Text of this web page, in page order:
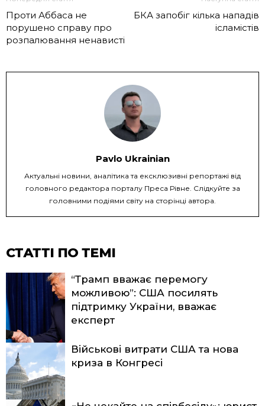
Проти Аббаса не
порушено справу про
розпалювання ненависті
БКА запобіг кілька нападів
ісламістів
Pavlo Ukrainian
Актуальні новини, аналітика та ексклюзивні репортажі від
головного редактора порталу Преса Рівне. Слідкуйте за
головними подіями світу на сторінці автора.
СТАТТІ ПО ТЕМІ
“Трамп вважає перемогу
можливою”: США посилять
підтримку України, вважає
експерт
Військові витрати США та нова
криза в Конгресі